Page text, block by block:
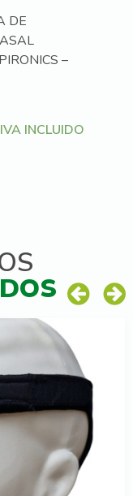
DE
–
IVA INCLUIDO